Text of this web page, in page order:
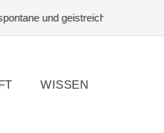
Antworten
WISSEN